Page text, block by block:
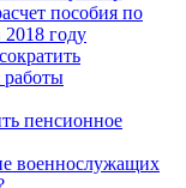
пособия по
году
пенсионное
военнослужащих